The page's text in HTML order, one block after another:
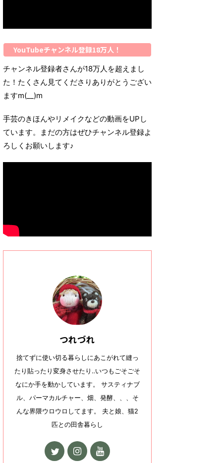
YouTubeチャンネル登録18万人！
チャンネル登録者さんが18万人を超えまし
た！たくさん見てくださりありがとうござい
ますm(__)m
手芸のきほんやリメイクなどの動画をUPし
ています。まだの方はぜひチャンネル登録よ
ろしくお願いします♪
つれづれ
捨てずに使い切る暮らしにあこがれて縫っ
たり貼ったり変身させたり‥いつもごそごそ
なにか手を動かしています。 サスティナブ
ル、パーマカルチャー、畑、発酵、、、そ
んな界隈ウロウロしてます。 夫と娘、猫2
匹との田舎暮らし